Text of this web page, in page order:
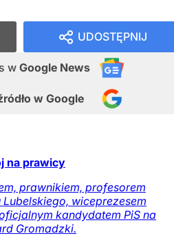
UDOSTĘPNIJ
w Google News
w Google
na prawicy
prawnikiem, profesorem
wiceprezesem
kandydatem PiS na
Gromadzki.